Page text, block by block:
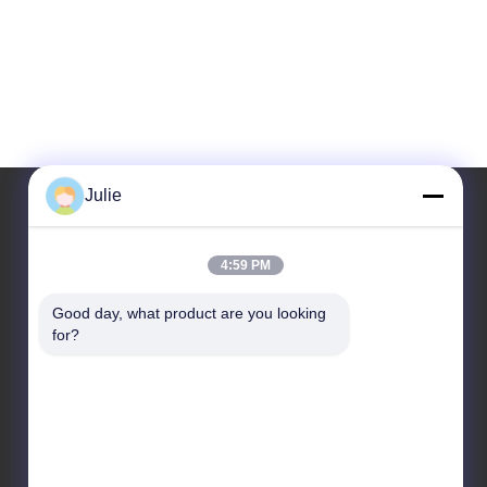
Η διεύθυνσή μας
Νο.1107 Triumph Building 6, οδός Yongtai, περιοχή
Julie
4:59 PM
Good day, what product are you looking
for?